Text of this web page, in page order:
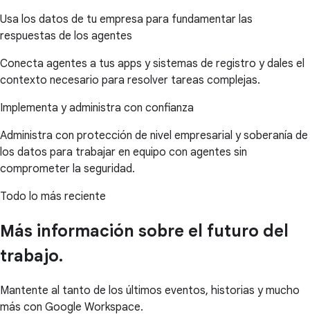
Usa los datos de tu empresa para fundamentar las
respuestas de los agentes
Conecta agentes a tus apps y sistemas de registro y dales el
contexto necesario para resolver tareas complejas.
Implementa y administra con confianza
Administra con protección de nivel empresarial y soberanía de
los datos para trabajar en equipo con agentes sin
comprometer la seguridad.
Todo lo más reciente
Más información sobre el futuro del
trabajo.
Mantente al tanto de los últimos eventos, historias y mucho
más con Google Workspace.